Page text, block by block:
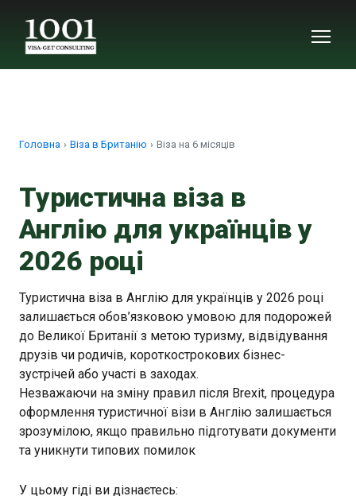
Головна Віза в Британію Віза на 6 місяців
Туристична віза в
Англію для українців у
2026 році
Туристична віза в Англію для українців у 2026 році
залишається обов’язковою умовою для подорожей
до Великої Британії з метою туризму, відвідування
друзів чи родичів, короткострокових бізнес-
зустрічей або участі в заходах.
Незважаючи на зміну правил після Brexit, процедура
оформлення туристичної візи в Англію залишається
зрозумілою, якщо правильно підготувати документи
та уникнути типових помилок
У цьому гіді ви дізнаєтесь: